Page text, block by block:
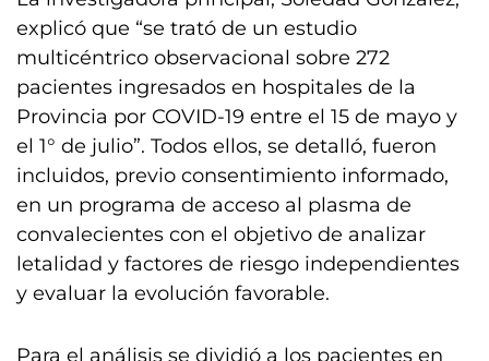
explicó que “se trató de un estudio
multicéntrico observacional sobre 272
pacientes ingresados en hospitales de la
Provincia por COVID-19 entre el 15 de mayo y
el 1° de julio”. Todos ellos, se detalló, fueron
incluidos, previo consentimiento informado,
en un programa de acceso al plasma de
convalecientes con el objetivo de analizar
letalidad y factores de riesgo independientes
y evaluar la evolución favorable.
Para el análisis se dividió a los pacientes en